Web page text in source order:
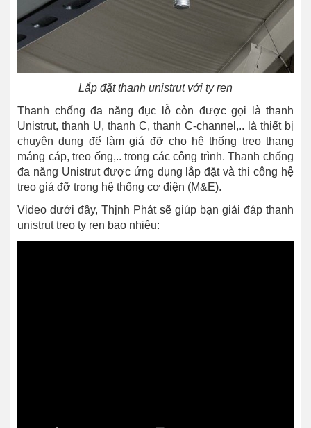
Lắp đặt thanh unistrut với ty ren
Thanh chống đa năng đục lỗ còn được gọi là thanh
Unistrut, thanh U, thanh C, thanh C-channel,.. là thiết bị
chuyên dụng để làm giá đỡ cho hệ thống treo thang
máng cáp, treo ống,.. trong các công trình. Thanh chống
đa năng Unistrut được ứng dụng lắp đặt và thi công hệ
treo giá đỡ trong hệ thống cơ điện (M&E).
Video dưới đây, Thịnh Phát sẽ giúp bạn giải đáp thanh
unistrut treo ty ren bao nhiêu: